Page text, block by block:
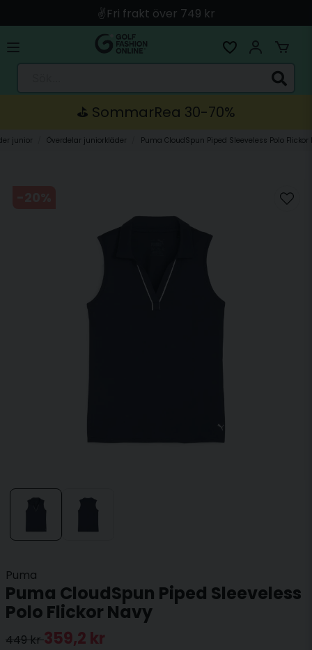
🚀 Snabb leverans med Instabox & PostNord
🛍️ Betala med Swish, Apple Pay, Kort & Faktura
⛳️ SommarRea 30-70%
junior Överdelar juniorkläder Puma CloudSpun Piped Sleeveless Polo Flickor
Puma
Puma CloudSpun Piped Sleeveless
Polo Flickor Navy
449 kr359,2 kr